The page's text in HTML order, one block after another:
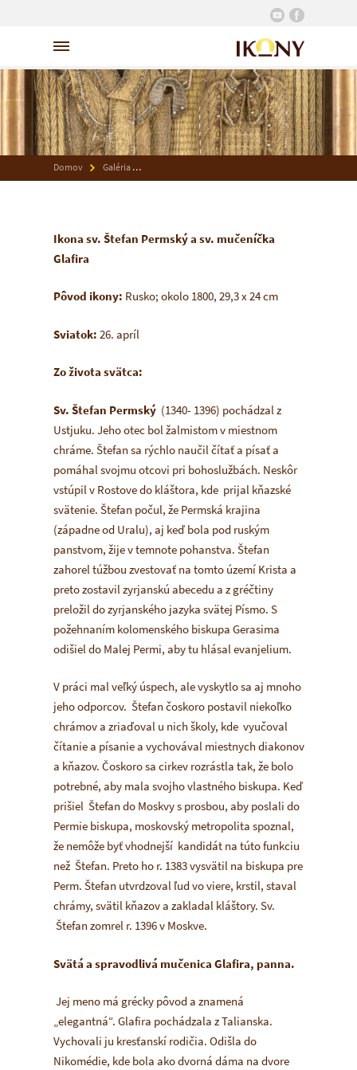
Domov Galéria
Ikona sv. Štefan Permský a sv. mučeníčka
Glafira
Pôvod ikony: Rusko; okolo 1800, 29,3 x 24 cm
Sviatok: 26. apríl
Zo života svätca:
Sv. Štefan Permský(1340- 1396) pochádzal z
Ustjuku. Jeho otec bol žalmistom v miestnom
chráme. Štefan sa rýchlo naučil čítať a písať a
pomáhal svojmu otcovi pri bohoslužbách. Neskôr
vstúpil v Rostove do kláštora, kde prijal kňazské
svätenie. Štefan počul, že Permská krajina
(západne od Uralu), aj keď bola pod ruským
panstvom, žije v temnote pohanstva. Štefan
zahorel túžbou zvestovať na tomto území Krista a
preto zostavil zyrjanskú abecedu a z gréčtiny
preložil do zyrjanského jazyka svätej Písmo. S
požehnaním kolomenského biskupa Gerasima
odišiel do Malej Permi, aby tu hlásal evanjelium.
V práci mal veľký úspech, ale vyskytlo sa aj mnoho
jeho odporcov. Štefan čoskoro postavil niekoľko
chrámov a zriaďoval u nich školy, kde vyučoval
čítanie a písanie a vychovával miestnych diakonov
a kňazov. Čoskoro sa cirkev rozrástla tak, že bolo
potrebné, aby mala svojho vlastného biskupa. Keď
prišiel Štefan do Moskvy s prosbou, aby poslali do
Permie biskupa, moskovský metropolita spoznal,
že nemôže byť vhodnejší kandidát na túto funkciu
než Štefan. Preto ho r. 1383 vysvätil na biskupa pre
Perm. Štefan utvrdzoval ľud vo viere, krstil, staval
chrámy, svätil kňazov a zakladal kláštory. Sv.
Štefan zomrel r. 1396 v Moskve.
Svätá a spravodlivá mučenica Glafira, panna.
Jej meno má grécky pôvod a znamená
„elegantná“. Glafira pochádzala z Talianska.
Vychovali ju kresťanskí rodičia. Odišla do
Nikomédie, kde bola ako dvorná dáma na dvore